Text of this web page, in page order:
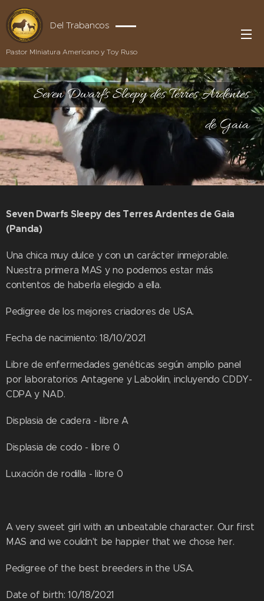
Del Trabancos
Pastor MIniatura Americano y Toy Ruso
Seven Dwarfs Sleepy des Terres Ardentes
de Gaia
Seven Dwarfs Sleepy des Terres Ardentes de Gaia
(Panda)
Una chica muy dulce y con un carácter inmejorable.
Nuestra primera MAS y no podemos estar más
contentos de haberla elegido a ella.
Pedigree de los mejores criadores de USA.
Fecha de nacimiento: 18/10/2021
Libre de enfermedades genéticas según amplio panel
por laboratorios Antagene y Laboklin, incluyendo CDDY-
CDPA y NAD.
Displasia de cadera - libre A
Displasia de codo - libre 0
Luxación de rodilla - libre 0
A very sweet girl with an unbeatable character. Our first
MAS and we couldn't be happier that we chose her.
Pedigree of the best breeders in the USA.
Date of birth: 10/18/2021